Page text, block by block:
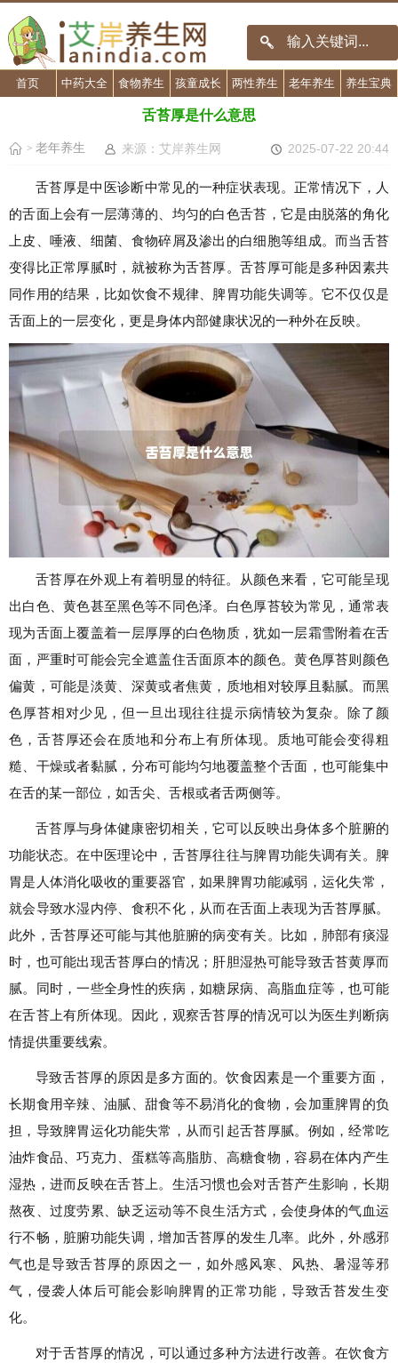
首页 中药大全 食物养生 孩童成长 两性养生 老年养生 养生宝典
舌苔厚是什么意思
> 老年养生 来源：艾岸养生网 2025-07-22 20:44
舌苔厚是中医诊断中常见的一种症状表现。正常情况下，人
的舌面上会有一层薄薄的、均匀的白色舌苔，它是由脱落的角化
上皮、唾液、细菌、食物碎屑及渗出的白细胞等组成。而当舌苔
变得比正常厚腻时，就被称为舌苔厚。舌苔厚可能是多种因素共
同作用的结果，比如饮食不规律、脾胃功能失调等。它不仅仅是
舌面上的一层变化，更是身体内部健康状况的一种外在反映。
舌苔厚在外观上有着明显的特征。从颜色来看，它可能呈现
出白色、黄色甚至黑色等不同色泽。白色厚苔较为常见，通常表
现为舌面上覆盖着一层厚厚的白色物质，犹如一层霜雪附着在舌
面，严重时可能会完全遮盖住舌面原本的颜色。黄色厚苔则颜色
偏黄，可能是淡黄、深黄或者焦黄，质地相对较厚且黏腻。而黑
色厚苔相对少见，但一旦出现往往提示病情较为复杂。除了颜
色，舌苔厚还会在质地和分布上有所体现。质地可能会变得粗
糙、干燥或者黏腻，分布可能均匀地覆盖整个舌面，也可能集中
在舌的某一部位，如舌尖、舌根或者舌两侧等。
舌苔厚与身体健康密切相关，它可以反映出身体多个脏腑的
功能状态。在中医理论中，舌苔厚往往与脾胃功能失调有关。脾
胃是人体消化吸收的重要器官，如果脾胃功能减弱，运化失常，
就会导致水湿内停、食积不化，从而在舌面上表现为舌苔厚腻。
此外，舌苔厚还可能与其他脏腑的病变有关。比如，肺部有痰湿
时，也可能出现舌苔厚白的情况；肝胆湿热可能导致舌苔黄厚而
腻。同时，一些全身性的疾病，如糖尿病、高脂血症等，也可能
在舌苔上有所体现。因此，观察舌苔厚的情况可以为医生判断病
情提供重要线索。
导致舌苔厚的原因是多方面的。饮食因素是一个重要方面，
长期食用辛辣、油腻、甜食等不易消化的食物，会加重脾胃的负
担，导致脾胃运化功能失常，从而引起舌苔厚腻。例如，经常吃
油炸食品、巧克力、蛋糕等高脂肪、高糖食物，容易在体内产生
湿热，进而反映在舌苔上。生活习惯也会对舌苔产生影响，长期
熬夜、过度劳累、缺乏运动等不良生活方式，会使身体的气血运
行不畅，脏腑功能失调，增加舌苔厚的发生几率。此外，外感邪
气也是导致舌苔厚的原因之一，如外感风寒、风热、暑湿等邪
气，侵袭人体后可能会影响脾胃的正常功能，导致舌苔发生变
化。
对于舌苔厚的情况，可以通过多种方法进行改善。在饮食方